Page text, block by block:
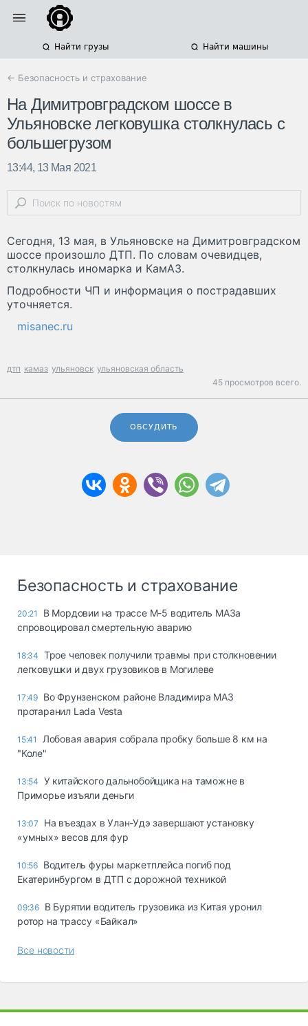
Найти грузы Найти машины
← Безопасность и страхование
На Димитровградском шоссе в
Ульяновске легковушка столкнулась с
большегрузом
13:44, 13 Мая 2021
Сегодня, 13 мая, в Ульяновске на Димитровградском
шоссе произошло ДТП. По словам очевидцев,
столкнулась иномарка и КамАЗ.
Подробности ЧП и информация о пострадавших
уточняется.
misanec.ru
дтп камаз ульяновск ульяновская область
45 просмотров всего.
ОБСУДИТЬ
Безопасность и страхование
20:21
В Мордовии на трассе М-5 водитель МАЗа
спровоцировал смертельную аварию
18:34 Трое человек получили травмы при столкновении
легковушки и двух грузовиков в Могилеве
17:49 Во Фрунзенском районе Владимира МАЗ
протаранил Lada Vesta
15:41
Лобовая авария собрала пробку больше 8 км на
"Коле"
13:54 У китайского дальнобойщика на таможне в
Приморье изъяли деньги
13:07
Ha въeздax в Улaн-Удэ зaвepшaют ycтaнoвкy
«yмныx» вecoв для фyp
10:56 Водитель фуры маркетплейса погиб под
Екатеринбургом в ДТП с дорожной техникой
09:36 В Бурятии водитель грузовика из Китая уронил
ротор на трассу «Байкал»
Все новости